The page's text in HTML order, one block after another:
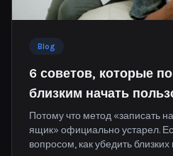
Blog
6 советов, которые
близким начать
менеджером паролей
Потому что метод «записать
ящик» официально устарел.
вопросом, как убедить близких